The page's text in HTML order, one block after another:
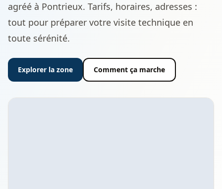
agréé à Pontrieux. Tarifs, horaires, adresses :
tout pour préparer votre visite technique en
toute sérénité.
Explorer la zone Comment ça marche